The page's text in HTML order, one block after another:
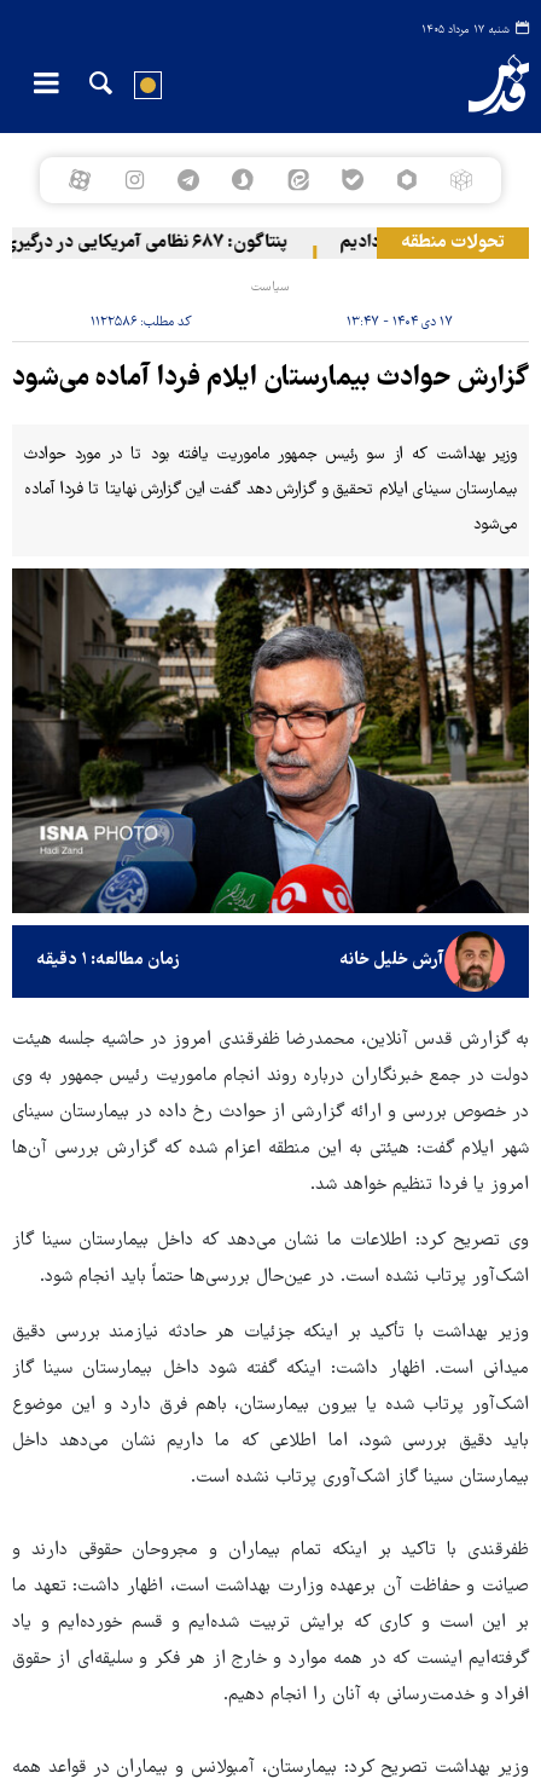
شنبه ۱۷ مرداد ۱۴۰۵
تحولات منطقه
هدف قرار دادیم پنتاگون: ۶۸۷ نظامی آمریکایی در درگیری با ایران زخمی شدند
سیاست
۱۷ دی ۱۴۰۴ - ۱۳:۴۷ کد مطلب: ۱۱۲۲۵۸۶
گزارش حوادث بیمارستان ایلام فردا آماده می‌شود
وزیر بهداشت که از سو رئیس جمهور ماموریت یافته بود تا در مورد حوادث
بیمارستان سینای ایلام تحقیق و گزارش دهد گفت این گزارش نهایتا تا فردا آماده
می‌شود
آرش خلیل خانه زمان مطالعه: ۱ دقیقه
به گزارش قدس آنلاین، محمدرضا ظفرقندی امروز در حاشیه جلسه هیئت
دولت در جمع خبرنگاران درباره روند انجام ماموریت رئیس جمهور به وی
در خصوص بررسی و ارائه گزارشی از حوادث رخ داده در بیمارستان سینای
شهر ایلام گفت: هیئتی به این منطقه اعزام شده که گزارش بررسی آن‌ها
امروز یا فردا تنظیم خواهد شد.
وی تصریح کرد: اطلاعات ما نشان می‌دهد که داخل بیمارستان سینا گاز
اشک‌آور پرتاب نشده است. در عین‌حال بررسی‌ها حتماً باید انجام شود.
وزیر بهداشت با تأکید بر اینکه جزئیات هر حادثه نیازمند بررسی دقیق
میدانی است. اظهار داشت: اینکه گفته شود داخل بیمارستان سینا گاز
اشک‌آور پرتاب شده یا بیرون بیمارستان، باهم فرق دارد و این موضوع
باید دقیق بررسی شود، اما اطلاعی که ما داریم نشان می‌دهد داخل
بیمارستان سینا گاز اشک‌آوری پرتاب نشده است.
ظفرقندی با تاکید بر اینکه تمام بیماران و مجروحان حقوقی دارند و
صیانت و حفاظت آن برعهده وزارت بهداشت است، اظهار داشت: تعهد ما
بر این است و کاری که برایش تربیت شده‌ایم و قسم خورده‌ایم و یاد
گرفته‌ایم اینست که در همه موارد و خارج از هر فکر و سلیقه‌ای از حقوق
افراد و خدمت‌رسانی به آنان را انجام دهیم.
وزیر بهداشت تصریح کرد: بیمارستان، آمبولانس و بیماران در قواعد همه